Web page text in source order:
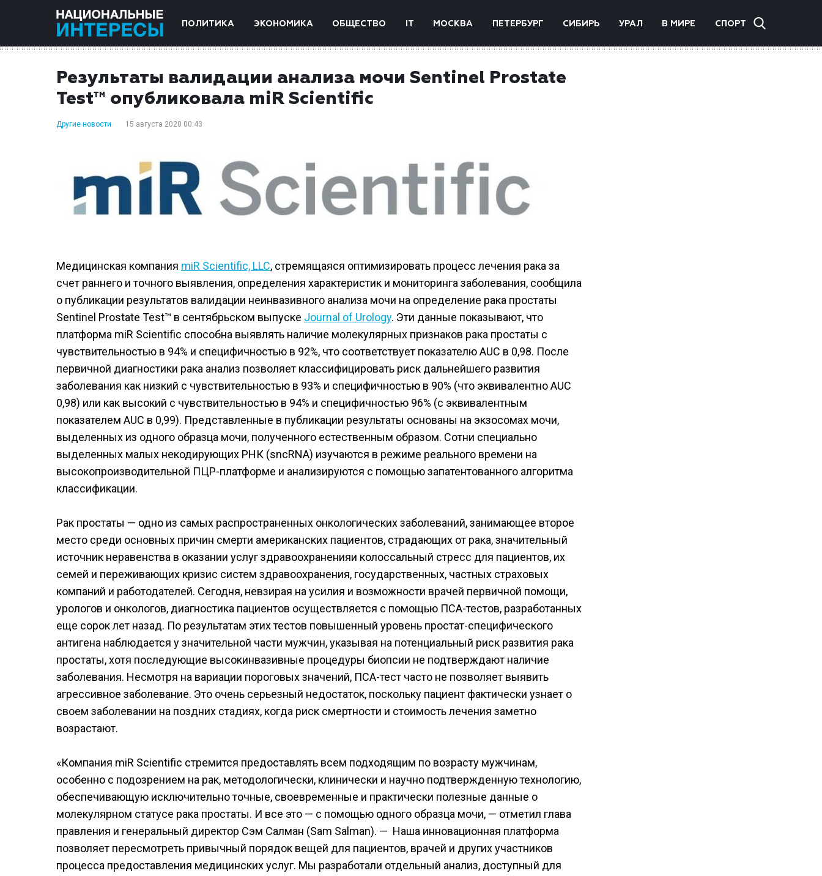
ПОЛИТИКА ЭКОНОМИКА ОБЩЕСТВО IT МОСКВА ПЕТЕРБУРГ СИБИРЬ УРАЛ В МИРЕ СПОРТ
Результаты валидации анализа мочи Sentinel Prostate
Test™ опубликовала miR Scientific
Другие новости 15 августа 2020 00:43
Медицинская компания miR Scientific, LLC, стремящаяся оптимизировать процесс лечения рака за
счет раннего и точного выявления, определения характеристик и мониторинга заболевания, сообщила
о публикации результатов валидации неинвазивного анализа мочи на определение рака простаты
Sentinel Prostate Test™ в сентябрьском выпуске Journal of Urology. Эти данные показывают, что
платформа miR Scientific способна выявлять наличие молекулярных признаков рака простаты с
чувствительностью в 94% и специфичностью в 92%, что соответствует показателю AUC в 0,98. После
первичной диагностики рака анализ позволяет классифицировать риск дальнейшего развития
заболевания как низкий с чувствительностью в 93% и специфичностью в 90% (что эквивалентно AUC
0,98) или как высокий с чувствительностью в 94% и специфичностью 96% (с эквивалентным
показателем AUC в 0,99). Представленные в публикации результаты основаны на экзосомах мочи,
выделенных из одного образца мочи, полученного естественным образом. Сотни специально
выделенных малых некодирующих РНК (sncRNA) изучаются в режиме реального времени на
высокопроизводительной ПЦР-платформе и анализируются с помощью запатентованного алгоритма
классификации.
Рак простаты — одно из самых распространенных онкологических заболеваний, занимающее второе
место среди основных причин смерти американских пациентов, страдающих от рака, значительный
источник неравенства в оказании услуг здравоохраненияи колоссальный стресс для пациентов, их
семей и переживающих кризис систем здравоохранения, государственных, частных страховых
компаний и работодателей. Сегодня, невзирая на усилия и возможности врачей первичной помощи,
урологов и онкологов, диагностика пациентов осуществляется с помощью ПСА-тестов, разработанных
еще сорок лет назад. По результатам этих тестов повышенный уровень простат-специфического
антигена наблюдается у значительной части мужчин, указывая на потенциальный риск развития рака
простаты, хотя последующие высокинвазивные процедуры биопсии не подтверждают наличие
заболевания. Несмотря на вариации пороговых значений, ПСА-тест часто не позволяет выявить
агрессивное заболевание. Это очень серьезный недостаток, поскольку пациент фактически узнает о
своем заболевании на поздних стадиях, когда риск смертности и стоимость лечения заметно
возрастают.
«Компания miR Scientific стремится предоставлять всем подходящим по возрасту мужчинам,
особенно с подозрением на рак, методологически, клинически и научно подтвержденную технологию,
обеспечивающую исключительно точные, своевременные и практически полезные данные о
молекулярном статусе рака простаты. И все это — с помощью одного образца мочи, — отметил глава
правления и генеральный директор Сэм Салман (Sam Salman). — Наша инновационная платформа
позволяет пересмотреть привычный порядок вещей для пациентов, врачей и других участников
процесса предоставления медицинских услуг. Мы разработали отдельный анализ, доступный для